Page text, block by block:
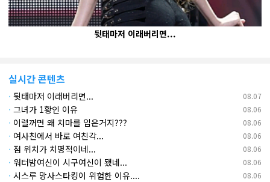
뒷태마저 이래버리면...
실시간 콘텐츠
08.07
· 뒷태마저 이래버리면...
08.06
· 그녀가 1황인 이유
08.06
· 이럴꺼면 왜 치마를 입은거지???
08.06
· 여사친에서 바로 여친각...
08.06
· 점 위치가 치명적이네...
08.06
· 워터밤여신이 시구여신이 됐네...
08.06
· 시스루 망사스타킹이 위험한 이유....